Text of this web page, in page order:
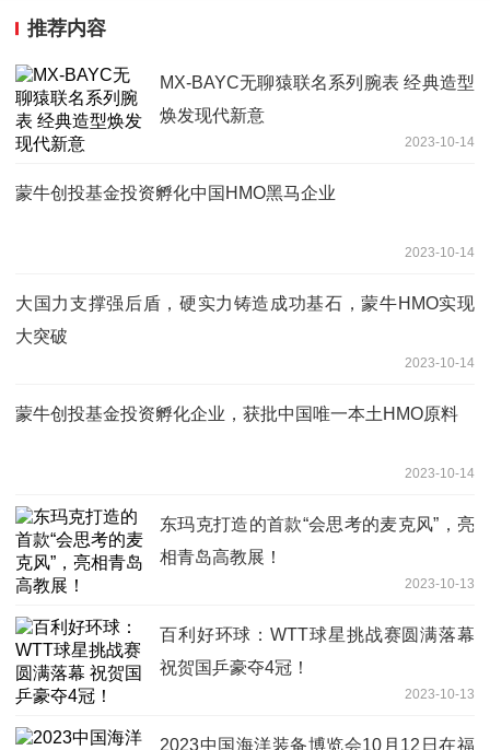
推荐内容
MX-BAYC无聊猿联名系列腕表 经典造型
焕发现代新意
2023-10-14
蒙牛创投基金投资孵化中国HMO黑马企业
2023-10-14
大国力支撑强后盾，硬实力铸造成功基石，蒙牛HMO实现
大突破
2023-10-14
蒙牛创投基金投资孵化企业，获批中国唯一本土HMO原料
2023-10-14
东玛克打造的首款“会思考的麦克风”，亮
相青岛高教展！
2023-10-13
百利好环球：WTT球星挑战赛圆满落幕
祝贺国乒豪夺4冠！
2023-10-13
2023中国海洋装备博览会10月12日在福